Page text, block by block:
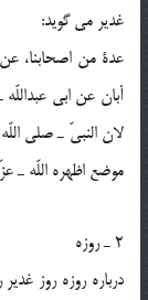
غدیر می گوید:
عدة من اصحابنا،
أبان عن ابی
لان النبیّ ـ صلی
موضع اظهره اللّه ـ
2 ـ روزه
درباره روزه روز